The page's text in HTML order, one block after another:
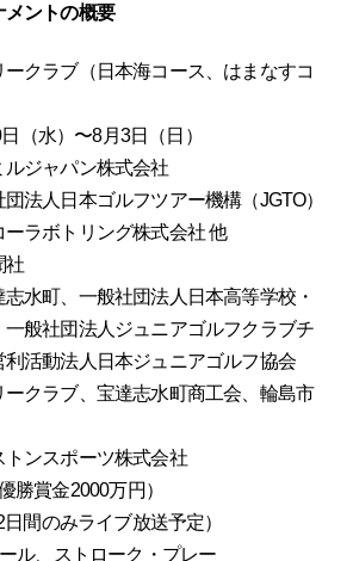
メントの概要
クラブ（日本海コース、はまなすコ
（水）〜8月3日（日）
ジャパン株式会社
法人日本ゴルフツアー機構（JGTO）
ラボトリング株式会社 他
社
水町、一般社団法人日本高等学校・
般社団法人ジュニアゴルフクラブチ
活動法人日本ジュニアゴルフ協会
クラブ、宝達志水町商工会、輪島市
ンスポーツ株式会社
勝賞金2000万円）
間のみライブ放送予定）
ル、ストローク・プレー